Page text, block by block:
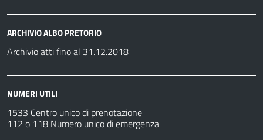
ARCHIVIO ALBO PRETORIO
Archivio atti fino al 31.12.2018
NUMERI UTILI
1533 Centro unico di prenotazione
112 o 118 Numero unico di emergenza